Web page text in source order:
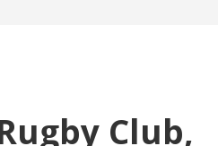
Club,